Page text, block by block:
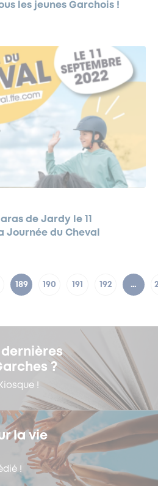
les jeunes Garchois !
de Jardy le 11
Journée du Cheval
189 190 191 192 …
dernières
?
!
la vie
!